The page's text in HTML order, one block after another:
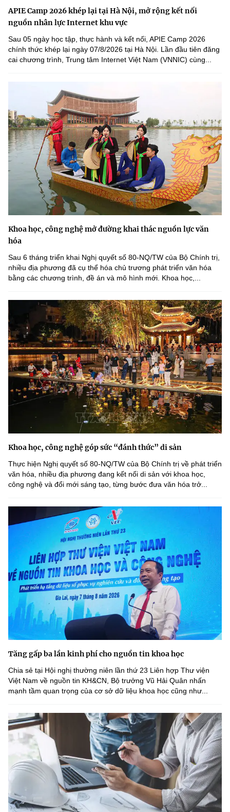
Cơ quan chủ quản: Bộ Khoa học và Công nghệ (MST)
Giám đốc Trung tâm Truyền thông Khoa học và Công nghệ.
Liên hệ
stc@mst.gov.vn
©2026 Bản quyền thuộc Bộ Khoa Học và Công Nghệ
(Ghi rõ nguồn "https://mst.gov.vn" khi phát hành lại thông tin từ
website này)
APIE Camp 2026 khép lại tại Hà Nội, mở rộng kết nối
nguồn nhân lực Internet khu vực
Sau 05 ngày học tập, thực hành và kết nối, APIE Camp 2026
chính thức khép lại ngày 07/8/2026 tại Hà Nội. Lần đầu tiên đăng
cai chương trình, Trung tâm Internet Việt Nam (VNNIC) cùng...
Khoa học, công nghệ mở đường khai thác nguồn lực văn
hóa
Sau 6 tháng triển khai Nghị quyết số 80-NQ/TW của Bộ Chính trị,
nhiều địa phương đã cụ thể hóa chủ trương phát triển văn hóa
bằng các chương trình, đề án và mô hình mới. Khoa học,...
Khoa học, công nghệ góp sức “đánh thức” di sản
Thực hiện Nghị quyết số 80-NQ/TW của Bộ Chính trị về phát triển
văn hóa, nhiều địa phương đang kết nối di sản với khoa học,
công nghệ và đổi mới sáng tạo, từng bước đưa văn hóa trở...
Tăng gấp ba lần kinh phí cho nguồn tin khoa học
Chia sẻ tại Hội nghị thường niên lần thứ 23 Liên hợp Thư viện
Việt Nam về nguồn tin KH&CN, Bộ trưởng Vũ Hải Quân nhấn
mạnh tầm quan trọng của cơ sở dữ liệu khoa học cũng như...